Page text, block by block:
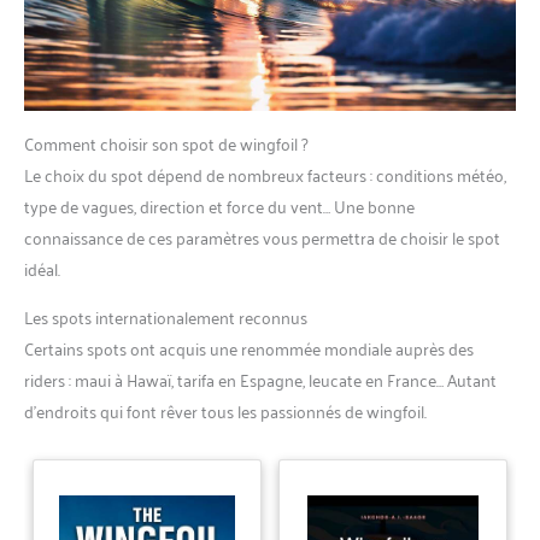
Comment choisir son spot de wingfoil ?
Le choix du spot dépend de nombreux facteurs : conditions météo,
type de vagues, direction et force du vent… Une bonne
connaissance de ces paramètres vous permettra de choisir le spot
idéal.
Les spots internationalement reconnus
Certains spots ont acquis une renommée mondiale auprès des
riders : maui à Hawaï, tarifa en Espagne, leucate en France… Autant
d’endroits qui font rêver tous les passionnés de wingfoil.